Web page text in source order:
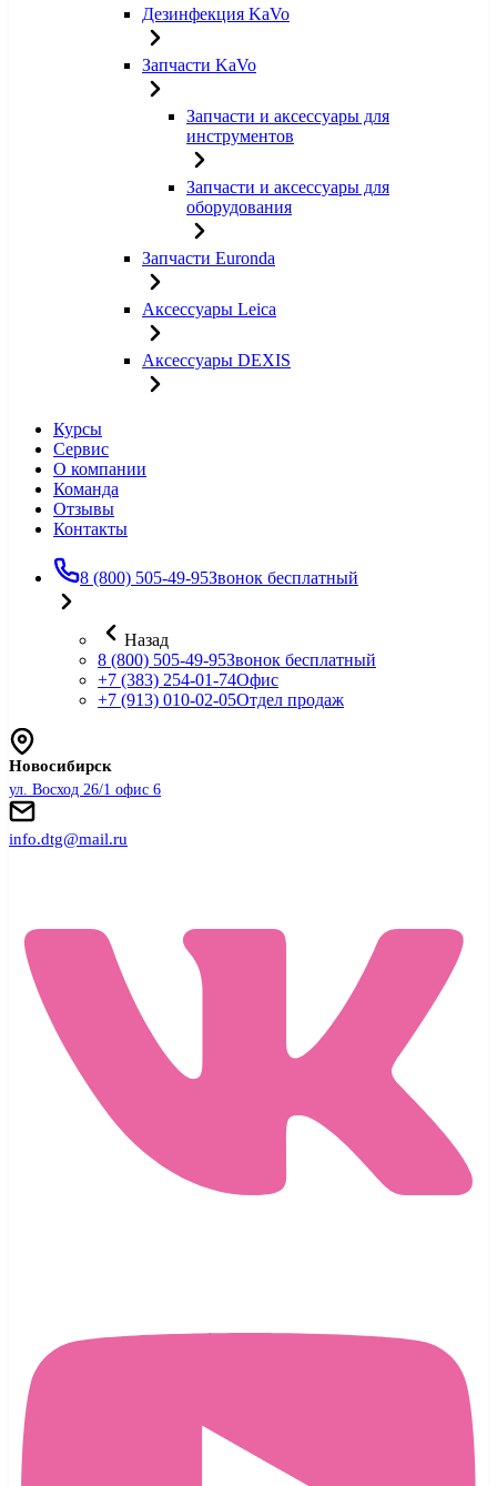
Дезинфекция KaVo
Запчасти KaVo
Запчасти и аксессуары для
инструментов
Запчасти и аксессуары для
оборудования
Запчасти Euronda
Аксессуары Leica
Аксессуары DEXIS
Курсы
Сервис
О компании
Команда
Отзывы
Контакты
8 (800) 505-49-95Звонок бесплатный
Назад
8 (800) 505-49-95Звонок бесплатный
+7 (383) 254-01-74Офис
+7 (913) 010-02-05Отдел продаж
Новосибирск
ул. Восход 26/1 офис 6
info.dtg@mail.ru